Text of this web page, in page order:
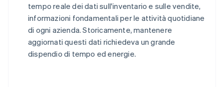
tempo reale dei dati sull'inventario e sulle vendite,
informazioni fondamentali per le attività quotidiane
di ogni azienda. Storicamente, mantenere
aggiornati questi dati richiedeva un grande
dispendio di tempo ed energie.